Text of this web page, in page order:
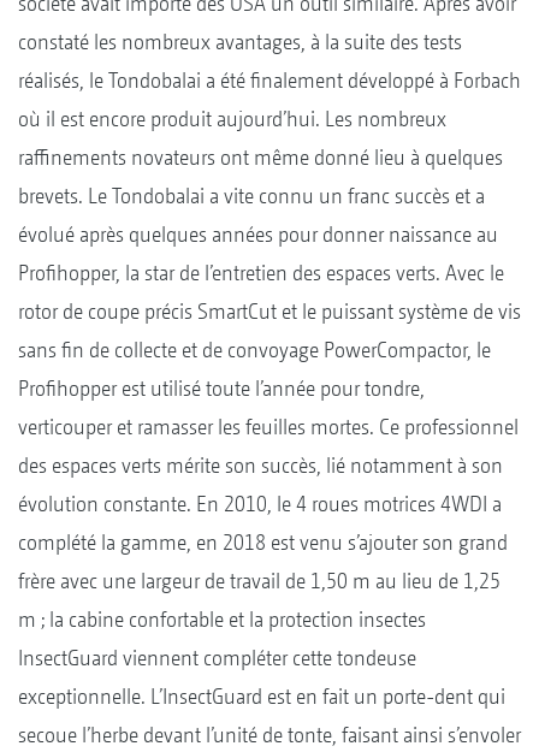
constaté les nombreux avantages, à la suite des tests
réalisés, le Tondobalai a été finalement développé à Forbach
où il est encore produit aujourd’hui. Les nombreux
raffinements novateurs ont même donné lieu à quelques
brevets. Le Tondobalai a vite connu un franc succès et a
évolué après quelques années pour donner naissance au
Profihopper, la star de l’entretien des espaces verts. Avec le
rotor de coupe précis SmartCut et le puissant système de vis
sans fin de collecte et de convoyage PowerCompactor, le
Profihopper est utilisé toute l’année pour tondre,
verticouper et ramasser les feuilles mortes. Ce professionnel
des espaces verts mérite son succès, lié notamment à son
évolution constante. En 2010, le 4 roues motrices 4WDI a
complété la gamme, en 2018 est venu s’ajouter son grand
frère avec une largeur de travail de 1,50 m au lieu de 1,25
m ; la cabine confortable et la protection insectes
InsectGuard viennent compléter cette tondeuse
exceptionnelle. L’InsectGuard est en fait un porte-dent qui
secoue l’herbe devant l’unité de tonte, faisant ainsi s’envoler